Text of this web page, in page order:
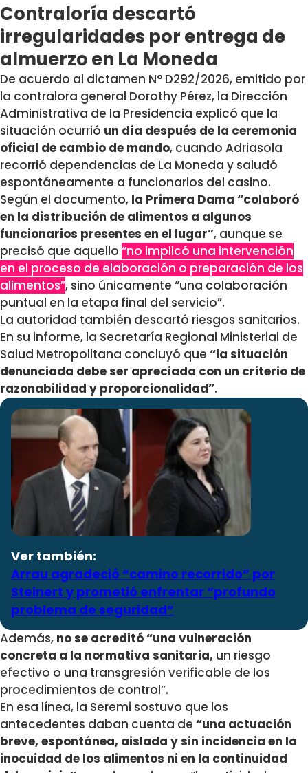
Contraloría descartó
irregularidades por entrega de
almuerzo en La Moneda
De acuerdo al dictamen N° D292/2026, emitido por
la contralora general Dorothy Pérez, la Dirección
Administrativa de la Presidencia explicó que la
situación ocurrió un día después de la ceremonia
oficial de cambio de mando, cuando Adriasola
recorrió dependencias de La Moneda y saludó
espontáneamente a funcionarios del casino.
Según el documento, la Primera Dama “colaboró
en la distribución de alimentos a algunos
funcionarios presentes en el lugar”, aunque se
precisó que aquello “no implicó una intervención
en el proceso de elaboración o preparación de los
alimentos”, sino únicamente “una colaboración
puntual en la etapa final del servicio”.
La autoridad también descartó riesgos sanitarios.
En su informe, la Secretaría Regional Ministerial de
Salud Metropolitana concluyó que “la situación
denunciada debe ser apreciada con un criterio de
razonabilidad y proporcionalidad”.
Ver también:
Arrau agradeció “camino recorrido” por
Steinert y prometió enfrentar “profundo
problema de seguridad”
Además, no se acreditó “una vulneración
concreta a la normativa sanitaria, un riesgo
efectivo o una transgresión verificable de los
procedimientos de control”.
En esa línea, la Seremi sostuvo que los
antecedentes daban cuenta de “una actuación
breve, espontánea, aislada y sin incidencia en la
inocuidad de los alimentos ni en la continuidad